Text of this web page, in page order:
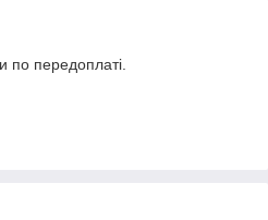
по передоплаті.